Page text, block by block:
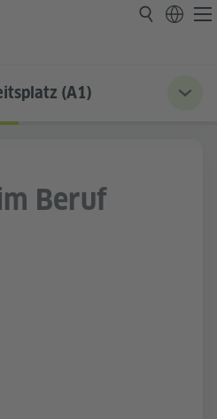
(A1)
Beruf